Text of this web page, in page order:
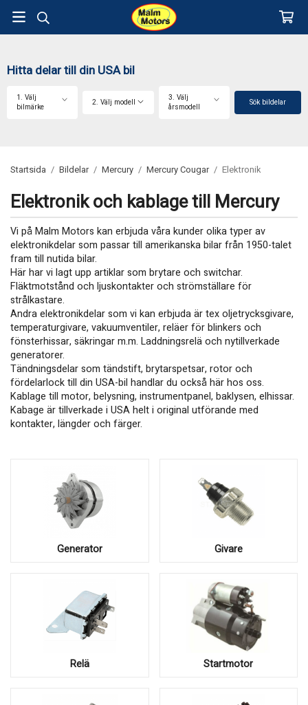
Hitta delar till din USA bil
1. Välj
bilmärke
2. Välj modell
3. Välj
årsmodell
Sök bildelar
Startsida / Bildelar / Mercury / Mercury Cougar / Elektronik
Elektronik och kablage till Mercury
Vi på Malm Motors kan erbjuda våra kunder olika typer av
elektronikdelar som passar till amerikanska bilar från 1950-talet
fram till nutida bilar.
Här har vi lagt upp artiklar som brytare och switchar.
Fläktmotstånd och ljuskontakter och strömställare för
strålkastare.
Andra elektronikdelar som vi kan erbjuda är tex oljetrycksgivare,
temperaturgivare, vakuumventiler, reläer för blinkers och
fönsterhissar, säkringar m.m. Laddningsrelä och nytillverkade
generatorer.
Tändningsdelar som tändstift, brytarspetsar, rotor och
fördelarlock till din USA-bil handlar du också här hos oss.
Kablage till motor, belysning, instrumentpanel, baklysen, elhissar.
Kabage är tillverkade i USA helt i original utförande med
kontakter, längder och färger.
Generator Givare
Relä Startmotor